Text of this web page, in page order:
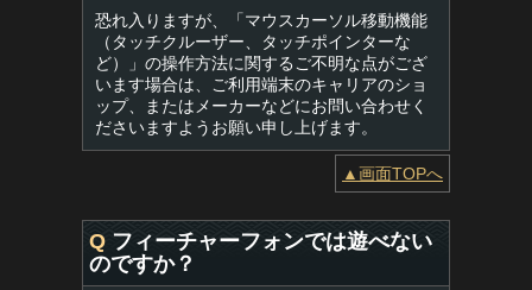
恐れ入りますが、「マウスカーソル移動機能
（タッチクルーザー、タッチポインターな
ど）」の操作方法に関するご不明な点がござ
います場合は、ご利用端末のキャリアのショ
ップ、またはメーカーなどにお問い合わせく
ださいますようお願い申し上げます。
▲画面TOPへ
Q フィーチャーフォンでは遊べない
のですか？